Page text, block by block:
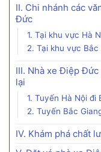
II. Chi nhánh các
Đức
1. Tại khu vực Hà
2. Tại khu vực Bắc
III. Nhà xe Điệp
lại
1. Tuyến Hà Nội đi
2. Tuyến Bắc
IV. Khám phá chất